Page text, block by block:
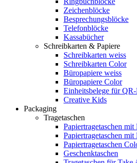
Zeichenblöcke
Besprechungsblöcke
Telefonblöcke
Kassabücher
Schreibkarten & Papiere
Schreibkarten weiss
Schreibkarten Color
Büropapiere weiss
Büropapiere Color
Einheitsbelege für
Creative Kids
Packaging
Tragetaschen
Papiertragetaschen mit
Papiertragetaschen
Papiertragetaschen
Geschenktaschen